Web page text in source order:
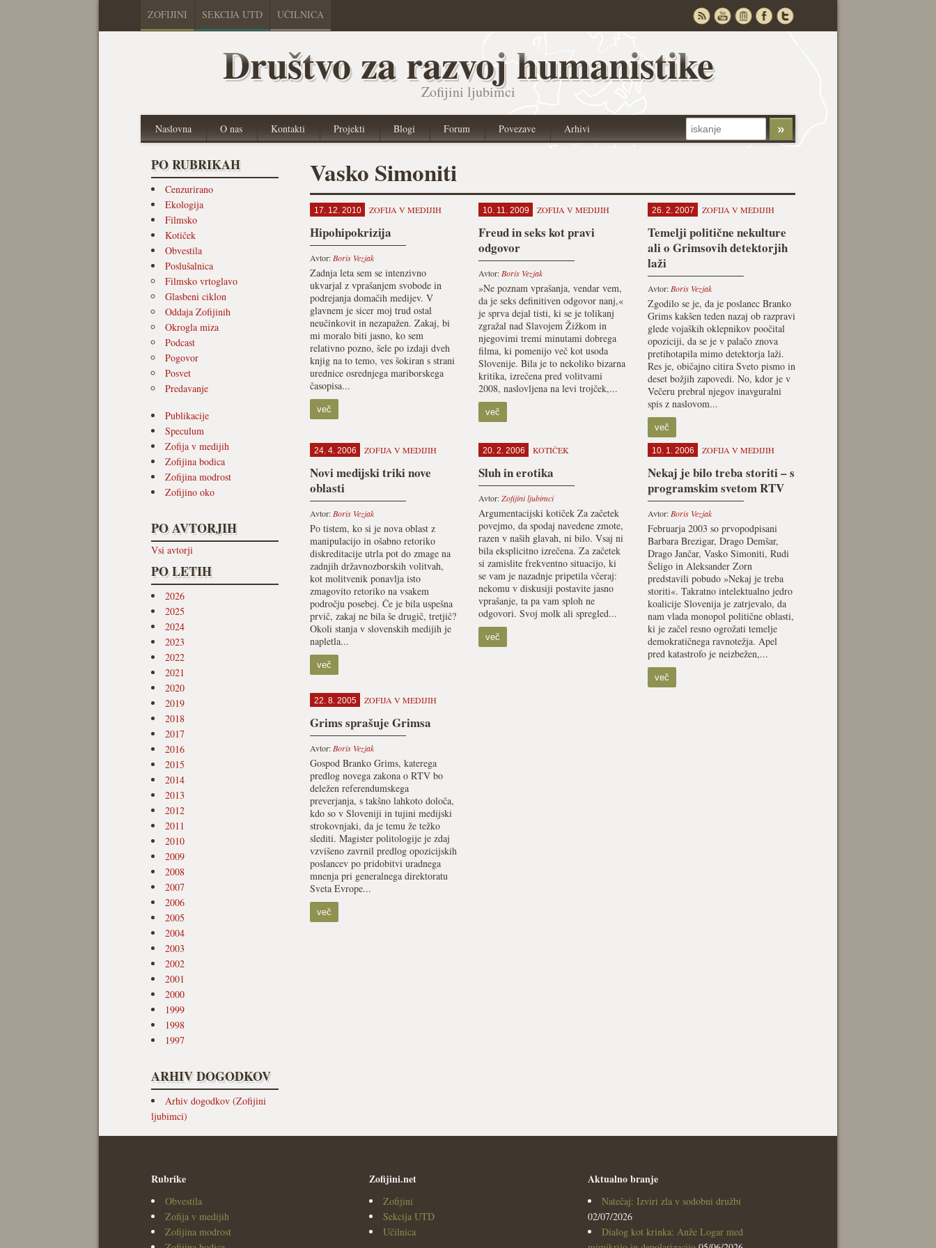
ZOFIJINI SEKCIJA UTD UČILNICA
Društvo za razvoj humanistike
Zofijini ljubimci
Naslovna O nas Kontakti Projekti Blogi Forum Povezave Arhivi
PO RUBRIKAH
Cenzurirano
Ekologija
Filmsko
Kotiček
Obvestila
Poslušalnica
Filmsko vrtoglavo
Glasbeni ciklon
Oddaja Zofijinih
Okrogla miza
Podcast
Pogovor
Posvet
Predavanje
Publikacije
Speculum
Zofija v medijih
Zofijina bodica
Zofijina modrost
Zofijino oko
PO AVTORJIH
Vsi avtorji
PO LETIH
2026
2025
2024
2023
2022
2021
2020
2019
2018
2017
2016
2015
2014
2013
2012
2011
2010
2009
2008
2007
2006
2005
2004
2003
2002
2001
2000
1999
1998
1997
ARHIV DOGODKOV
Arhiv dogodkov (Zofijini
ljubimci)
Vasko Simoniti
17. 12. 2010 ZOFIJA V MEDIJIH
Hipohipokrizija
Avtor: Boris Vezjak
Zadnja leta sem se intenzivno
ukvarjal z vprašanjem svobode in
podrejanja domačih medijev. V
glavnem je sicer moj trud ostal
neučinkovit in nezapažen. Zakaj, bi
mi moralo biti jasno, ko sem
relativno pozno, šele po izdaji dveh
knjig na to temo, ves šokiran s strani
urednice osrednjega mariborskega
časopisa...
več
10. 11. 2009 ZOFIJA V MEDIJIH
Freud in seks kot pravi
odgovor
Avtor: Boris Vezjak
»Ne poznam vprašanja, vendar vem,
da je seks definitiven odgovor nanj,«
je sprva dejal tisti, ki se je tolikanj
zgražal nad Slavojem Žižkom in
njegovimi tremi minutami dobrega
filma, ki pomenijo več kot usoda
Slovenije. Bila je to nekoliko bizarna
kritika, izrečena pred volitvami
2008, naslovljena na levi trojček,...
več
26. 2. 2007 ZOFIJA V MEDIJIH
Temelji politične nekulture
ali o Grimsovih detektorjih
laži
Avtor: Boris Vezjak
Zgodilo se je, da je poslanec Branko
Grims kakšen teden nazaj ob razpravi
glede vojaških oklepnikov poočital
opoziciji, da se je v palačo znova
pretihotapila mimo detektorja laži.
Res je, običajno citira Sveto pismo in
deset božjih zapovedi. No, kdor je v
Večeru prebral njegov inavguralni
spis z naslovom...
več
24. 4. 2006 ZOFIJA V MEDIJIH
Novi medijski triki nove
oblasti
Avtor: Boris Vezjak
Po tistem, ko si je nova oblast z
manipulacijo in ošabno retoriko
diskreditacije utrla pot do zmage na
zadnjih državnozborskih volitvah,
kot molitvenik ponavlja isto
zmagovito retoriko na vsakem
področju posebej. Če je bila uspešna
prvič, zakaj ne bila še drugič, tretjič?
Okoli stanja v slovenskih medijih je
napletla...
več
20. 2. 2006 KOTIČEK
Sluh in erotika
Avtor:Zofijini ljubimci
Argumentacijski kotiček Za začetek
povejmo, da spodaj navedene zmote,
razen v naših glavah, ni bilo. Vsaj ni
bila eksplicitno izrečena. Za začetek
si zamislite frekventno situacijo, ki
se vam je nazadnje pripetila včeraj:
nekomu v diskusiji postavite jasno
vprašanje, ta pa vam sploh ne
odgovori. Svoj molk ali spregled...
več
10. 1. 2006 ZOFIJA V MEDIJIH
Nekaj je bilo treba storiti – s
programskim svetom RTV
Avtor: Boris Vezjak
Februarja 2003 so prvopodpisani
Barbara Brezigar, Drago Demšar,
Drago Jančar, Vasko Simoniti, Rudi
Šeligo in Aleksander Zorn
predstavili pobudo »Nekaj je treba
storiti«. Takratno intelektualno jedro
koalicije Slovenija je zatrjevalo, da
nam vlada monopol politične oblasti,
ki je začel resno ogrožati temelje
demokratičnega ravnotežja. Apel
pred katastrofo je neizbežen,...
več
22. 8. 2005 ZOFIJA V MEDIJIH
Grims sprašuje Grimsa
Avtor: Boris Vezjak
Gospod Branko Grims, katerega
predlog novega zakona o RTV bo
deležen referendumskega
preverjanja, s takšno lahkoto določa,
kdo so v Sloveniji in tujini medijski
strokovnjaki, da je temu že težko
slediti. Magister politologije je zdaj
vzvišeno zavrnil predlog opozicijskih
poslancev po pridobitvi uradnega
mnenja pri generalnega direktoratu
Sveta Evrope...
več
Rubrike
Obvestila
Zofija v medijih
Zofijina modrost
Zofijini.net
Zofijini
Sekcija UTD
Učilnica
Aktualno branje
Natečaj: Izviri zla v sodobni družbi
02/07/2026
Dialog kot krinka: Anže Logar med